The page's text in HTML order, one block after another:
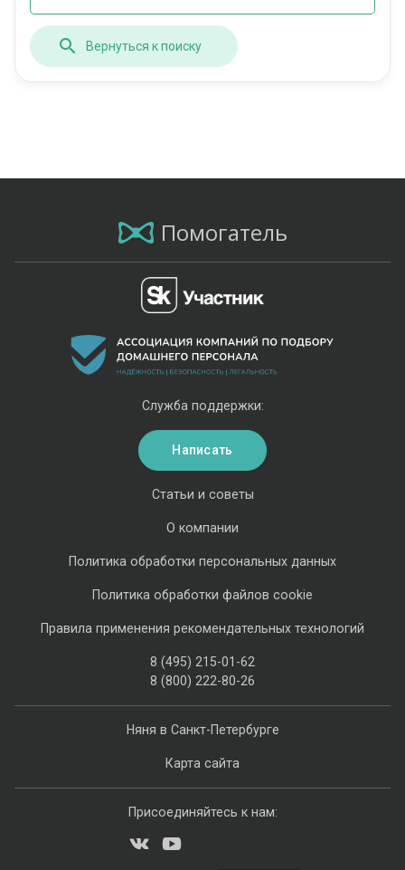
Вернуться к поиску
Помогатель
Няня в Санкт-Петербурге
Карта сайта
Статьи и советы
О компании
Политика обработки персональных данных
Политика обработки файлов cookie
Правила применения рекомендательных технологий
8 (495) 215-01-62
8 (800) 222-80-26
Служба поддержки:
Написать
Присоединяйтесь к нам: